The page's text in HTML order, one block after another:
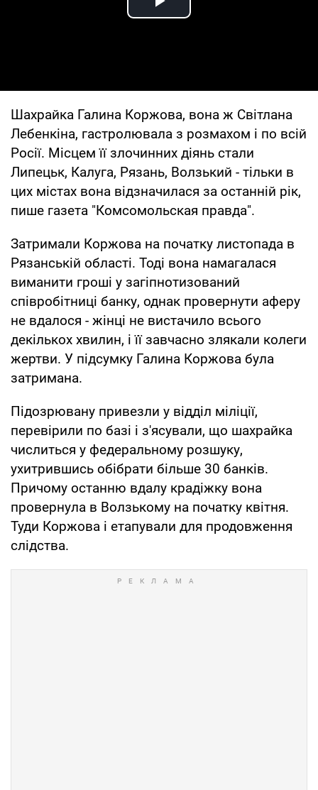
Play Video
Шахрайка Галина Коржова, вона ж Світлана
Лебенкіна, гастролювала з розмахом і по всій
Росії. Місцем її злочинних діянь стали
Липецьк, Калуга, Рязань, Волзький - тільки в
цих містах вона відзначилася за останній рік,
пише газета "Комсомольская правда".
Затримали Коржова на початку листопада в
Рязанській області. Тоді вона намагалася
виманити гроші у загіпнотизований
співробітниці банку, однак провернути аферу
не вдалося - жінці не вистачило всього
декількох хвилин, і її завчасно злякали колеги
жертви. У підсумку Галина Коржова була
затримана.
Підозрювану привезли у відділ міліції,
перевірили по базі і з'ясували, що шахрайка
числиться у федеральному розшуку,
ухитрившись обібрати більше 30 банків.
Причому останню вдалу крадіжку вона
провернула в Волзькому на початку квітня.
Туди Коржова і етапували для продовження
слідства.